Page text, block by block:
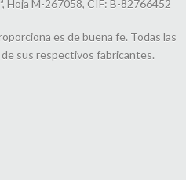
Hoja M-267058, CIF: B-82766452
es de buena fe. Todas las
sus respectivos fabricantes.